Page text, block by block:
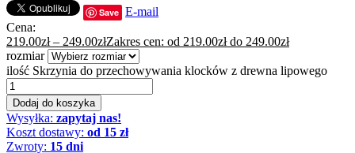
Save E-mail
Cena:
219.00zł – 249.00złZakres cen: od 219.00zł do 249.00zł
rozmiar
ilość Skrzynia do przechowywania klocków z drewna lipowego
Dodaj do koszyka
Wysyłka: zapytaj nas!
Koszt dostawy: od 15 zł
Zwroty: 15 dni